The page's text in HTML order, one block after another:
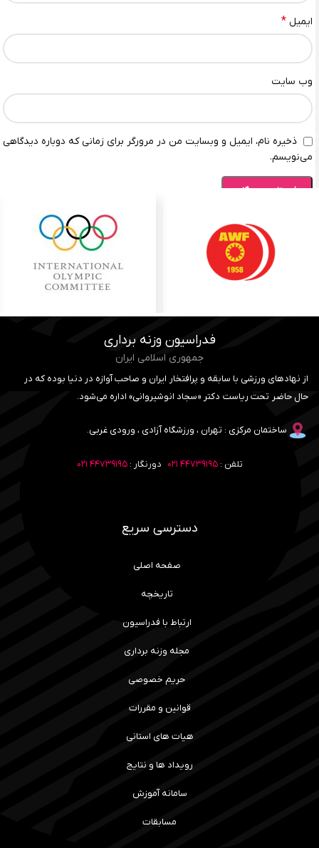
ایمیل *
وب‌ سایت
ذخیره نام، ایمیل و وبسایت من در مرورگر برای زمانی که دوباره دیدگاهی
می‌نویسم.
فدراسیون وزنه برداری
جمهوری اسلامی ایران
از نهادهای ورزشی با سابقه و پرافتخار ایران و صاحب آوازه در دنیا بوده که در
حال حاضر تحت ریاست دکتر «سجاد انوشیروانی» اداره می‌شود.
ساختمان مرکزی : تهران ، ورزشگاه آزادی ، ورودی غربی.
تلفن :۴۴۷۳۹۱۹۵ ۰۲۱ دورنگار :۴۴۷۳۹۱۹۵ ۰۲۱
دسترسی سریع
صفحه اصلی
تاریخچه
ارتباط با فدراسیون
مجله وزنه برداری
حریم خصوصی
قوانین و مقررات
هیات های استانی
رویداد ها و نتایج
سامانه آموزش
مسابقات